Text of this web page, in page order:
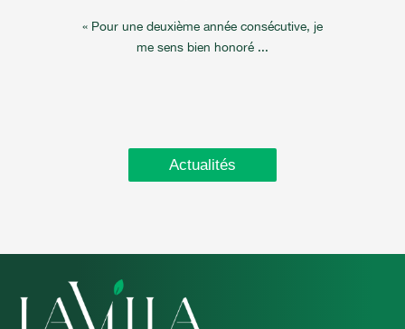
« Pour une deuxième année consécutive, je
me sens bien honoré ...
Actualités